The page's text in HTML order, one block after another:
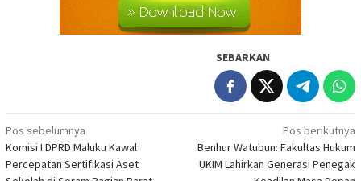
SEBARKAN
Navigasi
pos
Pos sebelumnya
Komisi I DPRD Maluku Kawal
Percepatan Sertifikasi Aset
Pos berikutnya
Benhur Watubun: Fakultas Hukum
UKIM Lahirkan Generasi Penegak